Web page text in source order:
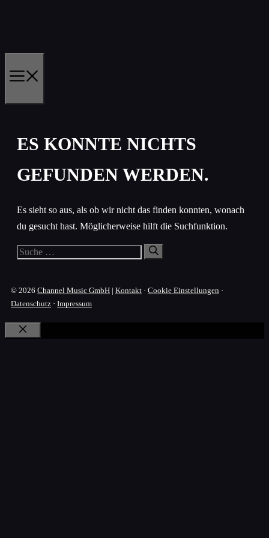
ES KONNTE NICHTS
GEFUNDEN WERDEN.
Es sieht so aus, als ob wir nicht das finden konnten, wonach
du gesucht hast. Möglicherweise hilft die Suchfunktion.
Suche
© 2026 Channel Music GmbH | Kontakt · Cookie Einstellungen ·
Datenschutz · Impressum
Schließen